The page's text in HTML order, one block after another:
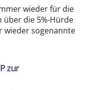
wieder für die
über die 5%-Hürde
wieder sogenannte
zur